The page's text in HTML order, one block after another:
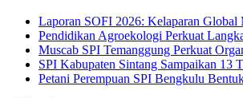
Laporan SOFI 2026: Kelaparan Global
Pendidikan Agroekologi Perkuat
Muscab SPI Temanggung Perkuat
SPI Kabupaten Sintang Sampaikan 13
Petani Perempuan SPI Bengkulu